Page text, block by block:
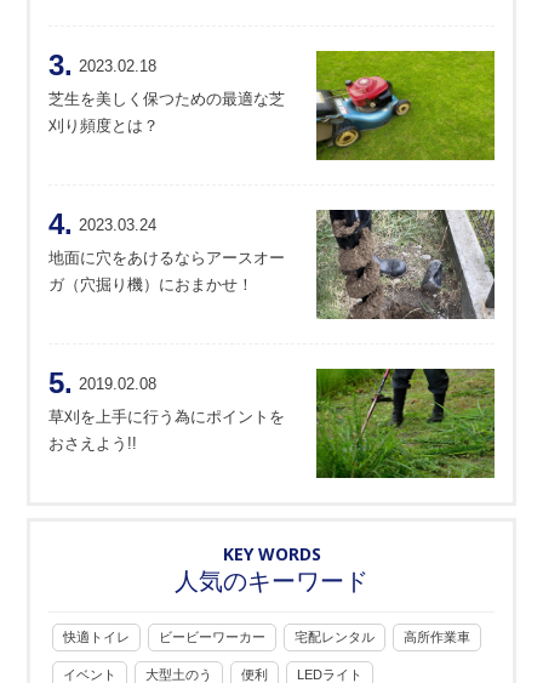
3. 2023.02.18
芝生を美しく保つための最適な芝
刈り頻度とは？
4. 2023.03.24
地面に穴をあけるならアースオー
ガ（穴掘り機）におまかせ！
5. 2019.02.08
草刈を上手に行う為にポイントを
おさえよう!!
KEY WORDS
人気のキーワード
快適トイレ ビービーワーカー 宅配レンタル 高所作業車
イベント 大型土のう 便利 LEDライト